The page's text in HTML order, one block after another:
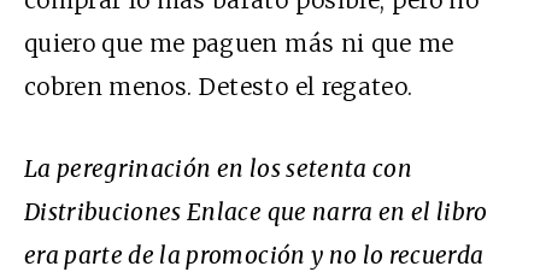
quiero que me paguen más ni que me
cobren menos. Detesto el regateo.
La peregrinación en los setenta con
Distribuciones Enlace que narra en el libro
era parte de la promoción y no lo recuerda